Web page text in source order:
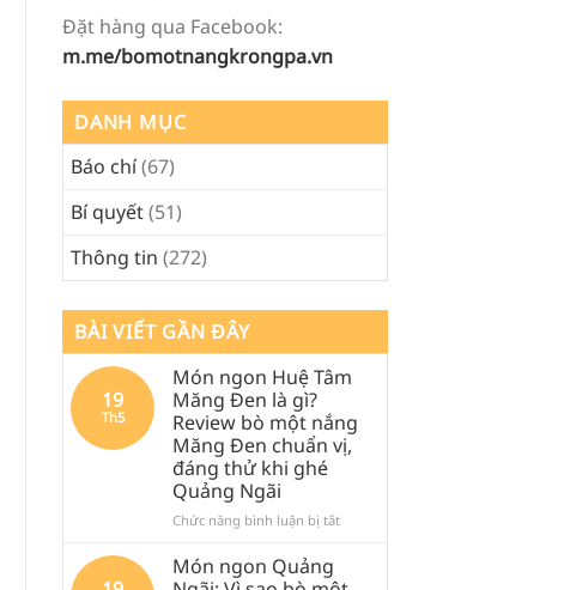
Đặt hàng qua Facebook:
m.me/bomotnangkrongpa.vn
DANH MỤC
Báo chí(67)
Bí quyết(51)
Thông tin (272)
BÀI VIẾT GẦN ĐÂY
19
Th5
Món ngon Huệ Tâm
Măng Đen là gì?
Review bò một nắng
Măng Đen chuẩn vị,
đáng thử khi ghé
Quảng Ngãi
Chức năng bình luận bị tắtở
Huệ
Món ngon Quảng